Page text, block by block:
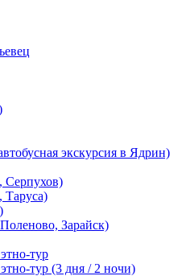
экскурсия в Ядрин)
Серпухов)
Таруса)
Зарайск)
тур
тур (3 дня / 2 ночи)